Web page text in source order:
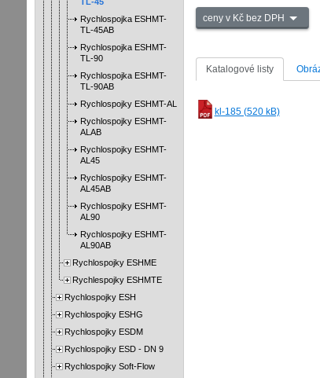
ceny v Kč bez DPH
Katalogové listy
kl-185 (520 kB)
Rychlospojka ESHMT-
TL-45AB
Rychlospojka ESHMT-
TL-90
Rychlospojka ESHMT-
TL-90AB
Rychlospojky ESHMT-AL
Rychlospojky ESHMT-
ALAB
Rychlospojky ESHMT-
AL45
Rychlospojky ESHMT-
AL45AB
Rychlospojky ESHMT-
AL90
Rychlospojky ESHMT-
AL90AB
Rychlospojky ESHME
Rychlespojky ESHMTE
Rychlospojky ESH
Rychlospojky ESHG
Rychlospojky ESDM
Rychlospojky ESD - DN 9
Rychlospojky Soft-Flow